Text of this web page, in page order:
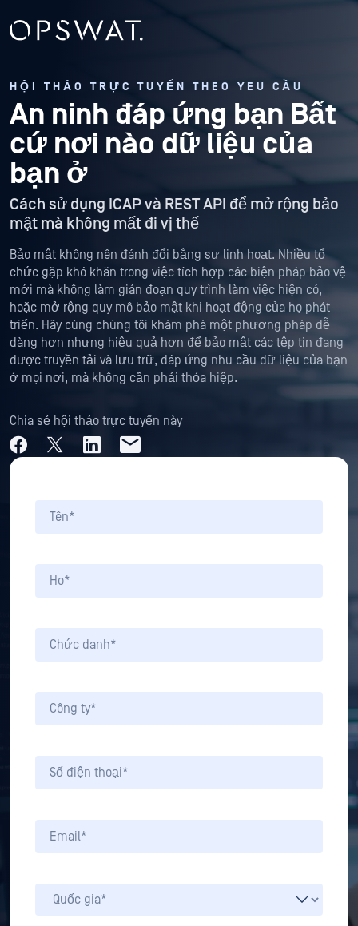
HỘI THẢO TRỰC TUYẾN THEO YÊU CẦU
An ninh đáp ứng bạn Bất
cứ nơi nào dữ liệu của
bạn ở
Cách sử dụng ICAP và REST API để mở rộng bảo
mật mà không mất đi vị thế
Bảo mật không nên đánh đổi bằng sự linh hoạt. Nhiều tổ
chức gặp khó khăn trong việc tích hợp các biện pháp bảo vệ
mới mà không làm gián đoạn quy trình làm việc hiện có,
hoặc mở rộng quy mô bảo mật khi hoạt động của họ phát
triển. Hãy cùng chúng tôi khám phá một phương pháp dễ
dàng hơn nhưng hiệu quả hơn để bảo mật các tệp tin đang
được truyền tải và lưu trữ, đáp ứng nhu cầu dữ liệu của bạn
ở mọi nơi, mà không cần phải thỏa hiệp.
Chia sẻ hội thảo trực tuyến này